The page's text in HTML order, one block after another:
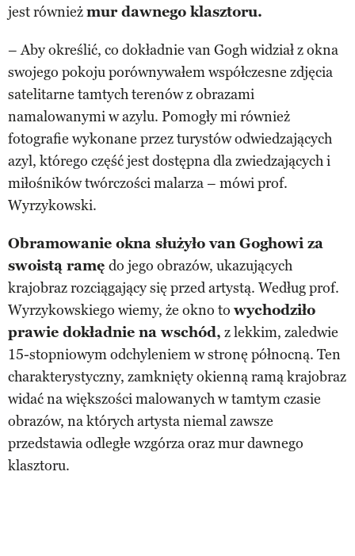
jest równieżmur dawnego klasztoru.
– Aby określić, co dokładnie van Gogh widział z okna
swojego pokoju porównywałem współczesne zdjęcia
satelitarne tamtych terenów z obrazami
namalowanymi w azylu. Pomogły mi również
fotografie wykonane przez turystów odwiedzających
azyl, którego część jest dostępna dla zwiedzających i
miłośników twórczości malarza – mówi prof.
Wyrzykowski.
Obramowanie okna służyło van Goghowi za
swoistą ramę do jego obrazów, ukazujących
krajobraz rozciągający się przed artystą. Według prof.
Wyrzykowskiego wiemy, że okno to wychodziło
prawie dokładnie na wschód, z lekkim, zaledwie
15-stopniowym odchyleniem w stronę północną. Ten
charakterystyczny, zamknięty okienną ramą krajobraz
widać na większości malowanych w tamtym czasie
obrazów, na których artysta niemal zawsze
przedstawia odległe wzgórza oraz mur dawnego
klasztoru.